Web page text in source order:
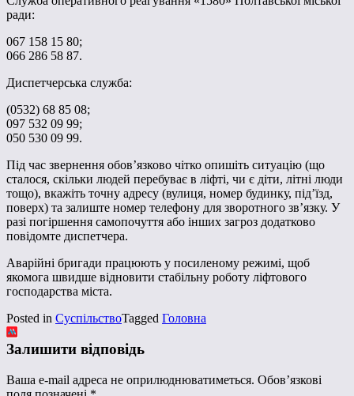
ради:
067 158 15 80;
066 286 58 87.
Диспетчерська служба:
(0532) 68 85 08;
097 532 09 99;
050 530 09 99.
Під час звернення обов’язково чітко опишіть ситуацію (що
сталося, скільки людей перебуває в ліфті, чи є діти, літні люди
тощо), вкажіть точну адресу (вулиця, номер будинку, під’їзд,
поверх) та залиште номер телефону для зворотного зв’язку. У
разі погіршення самопочуття або інших загроз додатково
повідомте диспетчера.
Аварійні бригади працюють у посиленому режимі, щоб
якомога швидше відновити стабільну роботу ліфтового
господарства міста.
Posted in СуспільствоTagged Головна
Залишити відповідь
Ваша e-mail адреса не оприлюднюватиметься. Обов’язкові